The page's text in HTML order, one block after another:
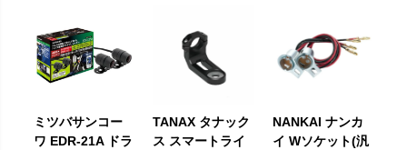
ミツバサンコー
ワ EDR-21A ドラ
TANAX タナック
ス スマートライ
NANKAI ナンカ
イ Wソケット(汎